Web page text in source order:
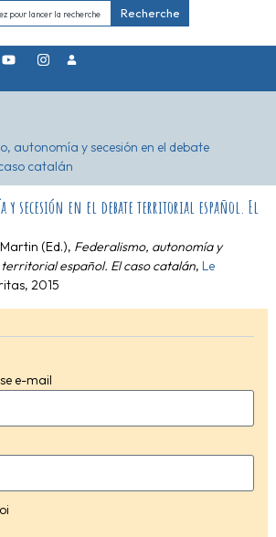
Recherche
autonomía y secesión en el debate
catalán
e-mail
y secesión en el debate territorial español. El
(Ed.), Federalismo, autonomía y
español. El caso catalán, Le
2015